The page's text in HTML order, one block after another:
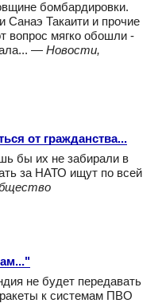
бомбардировки.
Санаэ Такаити и прочие
вопрос мягко обошли -
— Новости,
от гражданства...
бы их не забирали в
за НАТО ищут по всей
не будет передавать
к системам ПВО